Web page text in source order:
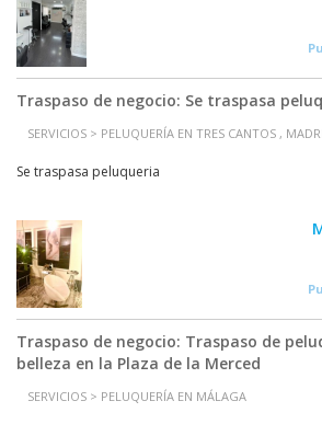
Traspaso de negocio: Se traspasa
SERVICIOS > PELUQUERÍA EN TRES CANTOS ,
Se traspasa peluqueria
Traspaso de negocio: Traspaso de
belleza en la Plaza de la Merced
SERVICIOS > PELUQUERÍA EN MÁLAGA